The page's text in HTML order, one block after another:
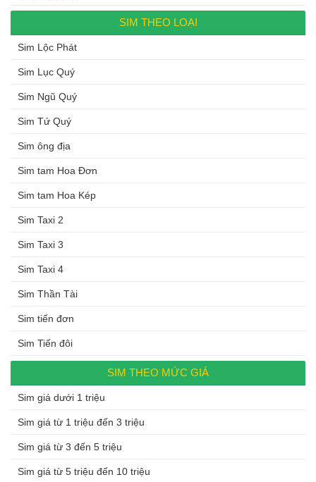
SIM THEO LOẠI
Sim Lộc Phát
Sim Lục Quý
Sim Ngũ Quý
Sim Tứ Quý
Sim ông địa
Sim tam Hoa Đơn
Sim tam Hoa Kép
Sim Taxi 2
Sim Taxi 3
Sim Taxi 4
Sim Thần Tài
Sim tiến đơn
Sim Tiến đôi
SIM THEO MỨC GIÁ
Sim giá dưới 1 triệu
Sim giá từ 1 triệu đến 3 triệu
Sim giá từ 3 đến 5 triệu
Sim giá từ 5 triệu đến 10 triệu